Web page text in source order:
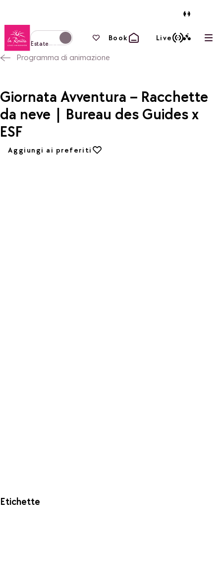
Torna alla home page
Passa alla modalità invernale
Estate
I tuoi preferiti
Book Live
Programma di animazione
Giornata Avventura – Racchette
da neve | Bureau des Guides x
ESF
Aggiungi ai preferiti
Aggiungi ai preferiti
Etichette